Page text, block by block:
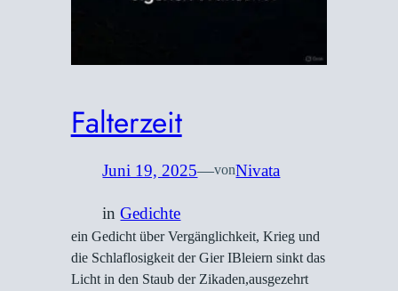
Falterzeit
Juni 19, 2025—vonNivata
inGedichte
ein Gedicht über Vergänglichkeit, Krieg und
die Schlaflosigkeit der Gier IBleiern sinkt das
Licht in den Staub der Zikaden,ausgezehrt